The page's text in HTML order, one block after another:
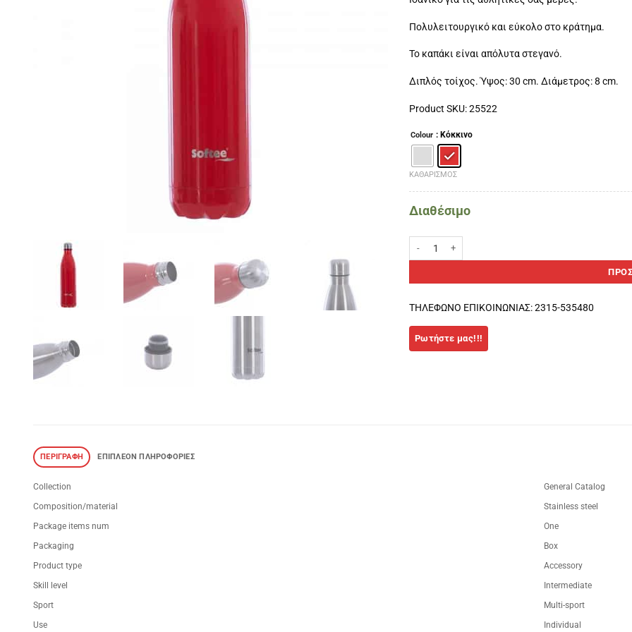
Πολυλειτουργικό και εύκολο στο κράτημα.
Το καπάκι είναι απόλυτα στεγανό.
Διπλός τοίχος. Ύψος: 30 cm. Διάμετρος: 8 cm.
Product SKU: 25522
Colour : Κόκκινο
ΚΑΘΑΡΙΣΜΌΣ
Διαθέσιμο
ΤΗΛΕΦΩΝΟ ΕΠΙΚΟΙΝΩΝΙΑΣ: 2315-535480
ΠΕΡΙΓΡΑΦΉ ΕΠΙΠΛΈΟΝ ΠΛΗΡΟΦΟΡΊΕΣ
Collection
General Catalog
Composition/material
Stainless steel
Package items num
One
Packaging
Box
Product type
Accessory
Skill level
Intermediate
Sport
Multi-sport
Use
Individual